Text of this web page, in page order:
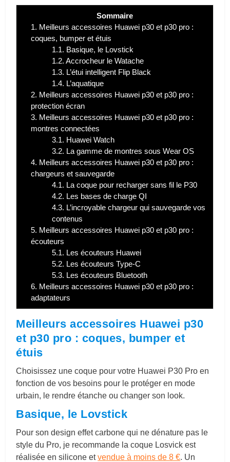
Sommaire
1. Meilleurs accessoires Huawei p30 et p30 pro :
coques, bumper et étuis
1.1. Basique, le Lovstick
1.2. Accrocheur le Watache
1.3. L’étui intelligent Flip Black
1.4. L’aquatique
2. Meilleurs accessoires Huawei p30 et p30 pro :
protection écran
3. Meilleurs accessoires Huawei p30 et p30 pro :
montres connectées
3.1. Huawei Watch
3.2. La gamme de montres sous Wear OS
4. Meilleurs accessoires Huawei p30 et p30 pro :
chargeurs et sauvegarde
4.1. La coque pour recharger sans fil le P30
4.2. Les bases de charge QI
4.3. L’incroyable chargeur qui sauvegarde vos
contenus
5. Meilleurs accessoires Huawei p30 et p30 pro :
écouteurs
5.1. Les écouteurs Huawei
5.2. Les écouteurs Type-C
5.3. Les écouteurs Bluetooth
6. Meilleurs accessoires Huawei p30 et p30 pro :
adaptateurs
Meilleurs accessoires Huawei p30
et p30 pro : coques, bumper et
étuis
Choisissez une coque pour votre Huawei P30 Pro en
fonction de vos besoins pour le protéger en mode
urbain, le rendre étanche ou changer son look.
Basique, le Lovstick
Pour son design effet carbone qui ne dénature pas le
style du Pro, je recommande la coque Losvick est
réalisée en silicone etvendue à moins de 8 €. Un